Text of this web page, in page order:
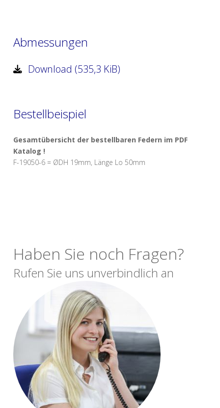
Abmessungen
Download (535,3 KiB)
Bestellbeispiel
Gesamtübersicht der bestellbaren Federn im PDF
Katalog !
F-19050-6 = ØDH 19mm, Länge Lo 50mm
Haben Sie noch Fragen?
Rufen Sie uns unverbindlich an